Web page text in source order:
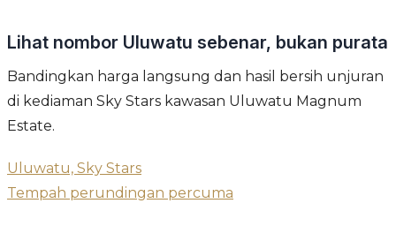
Lihat nombor Uluwatu sebenar, bukan purata
Bandingkan harga langsung dan hasil bersih unjuran
di kediaman Sky Stars kawasan Uluwatu Magnum
Estate.
Uluwatu, Sky Stars
Tempah perundingan percuma